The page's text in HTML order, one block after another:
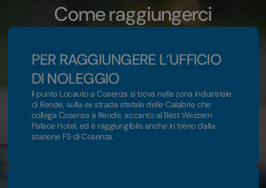
Come raggiungerci
PER RAGGIUNGERE L’UFFICIO
DI NOLEGGIO
Il punto Locauto a Cosenza si trova nella zona industriale
di Rende, sulla ex strada statale delle Calabrie che
collega Cosenza a Rende, accanto al Best Western
Palace Hotel, ed è raggiungibile anche in treno dalla
stazione FS di Cosenza.